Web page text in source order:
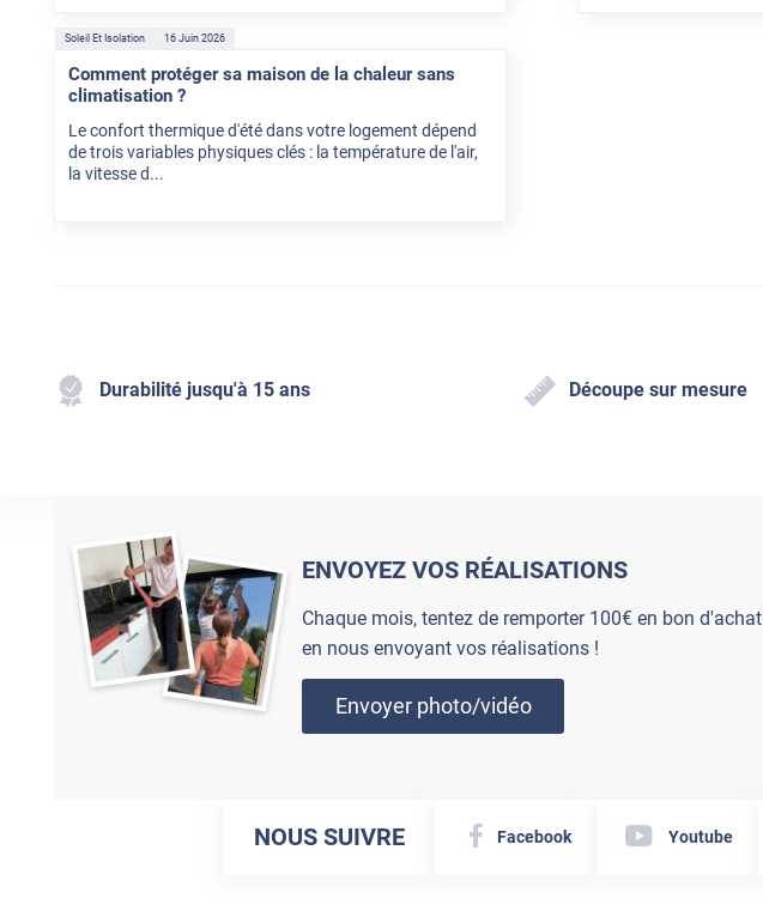
Soleil Et Isolation 16 Juin 2026
Comment protéger sa maison de la chaleur sans
climatisation ?
Le confort thermique d'été dans votre logement dépend
de trois variables physiques clés : la température de l'air,
la vitesse d...
Durabilité jusqu'à 15 ans Découpe sur mesure
ENVOYEZ VOS RÉALISATIONS
Chaque mois, tentez de remporter 100€ en bon d'achat
en nous envoyant vos réalisations !
Envoyer photo/vidéo
NOUS SUIVRE Facebook Youtube